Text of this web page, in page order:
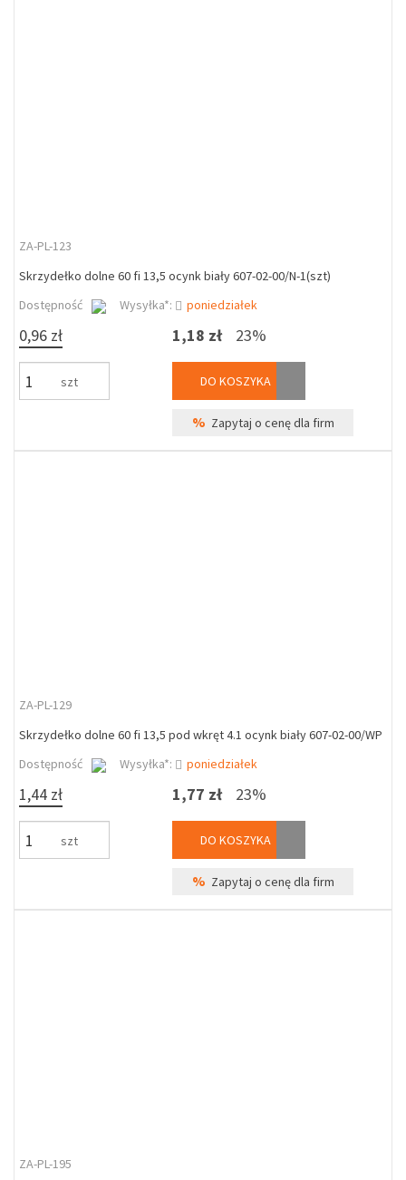
ZA-PL-123
Skrzydełko dolne 60 fi 13,5 ocynk biały 607-02-00/N-1(szt)
Dostępność
Wysyłka*: poniedziałek
0,96 zł
szt
1,18 zł 23%
DO KOSZYKA
% Zapytaj o cenę dla firm
ZA-PL-129
Skrzydełko dolne 60 fi 13,5 pod wkręt 4.1 ocynk biały 607-02-00/WP
Dostępność
Wysyłka*: poniedziałek
1,44 zł
szt
1,77 zł 23%
DO KOSZYKA
% Zapytaj o cenę dla firm
ZA-PL-195